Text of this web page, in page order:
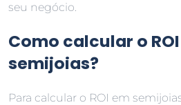
seu negócio.
Como calcular o
semijoias?
Para calcular o ROI em